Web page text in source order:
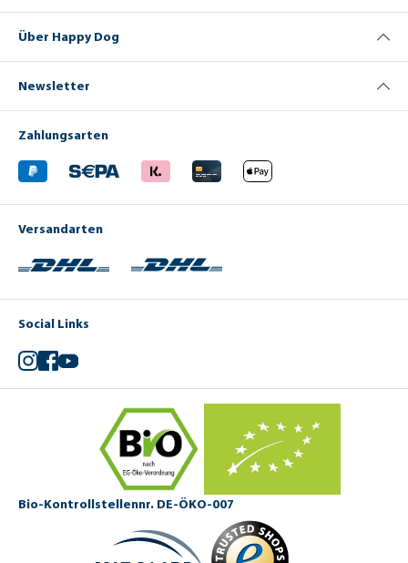
Über Happy Dog
Newsletter
Zahlungsarten
Versandarten
Social Links
Instagram
Facebook
YouTube
Bio-Kontrollstellennr. DE-ÖKO-007